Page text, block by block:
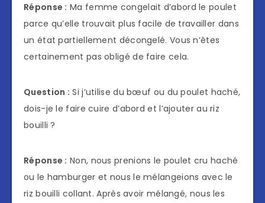
Réponse : Ma femme congelait d’abord le poulet
parce qu’elle trouvait plus facile de travailler dans
un état partiellement décongelé. Vous n’êtes
certainement pas obligé de faire cela.
Question : Si j’utilise du bœuf ou du poulet haché,
dois-je le faire cuire d’abord et l’ajouter au riz
bouilli ?
Réponse : Non, nous prenions le poulet cru haché
ou le hamburger et nous le mélangeions avec le
riz bouilli collant. Après avoir mélangé, nous les